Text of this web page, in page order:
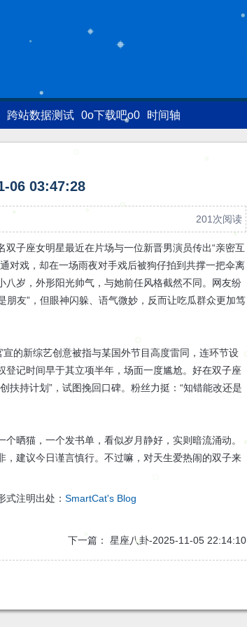
跨站数据测试 0o下载吧o0 时间轴
06 03:47:28
201次阅读
子座女明星最近在片场与一位新晋男演员传出“亲密互
对戏，却在一场雨夜对手戏后被狗仔拍到共撑一把伞离
岁，外形阳光帅气，与她前任风格截然不同。网友纷
朋友”，但眼神闪躲、语气微妙，反而让吃瓜群众更加笃
的新综艺创意被指与某国外节目高度雷同，连环节设
记时间早于其立项半年，场面一度尴尬。好在双子座
扶持计划”，试图挽回口碑。粉丝力挺：“知错能改还是
晒猫，一个发书单，看似岁月静好，实则暗流涌动。
建议今日谨言慎行。不过嘛，对天生爱热闹的双子来
式注明出处：SmartCat's Blog
下一篇： 星座八卦-2025-11-05 22:14:10